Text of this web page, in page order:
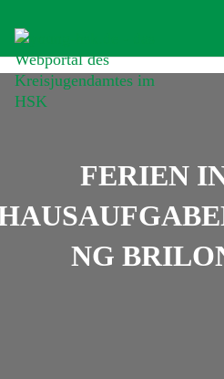
FERIEN
NG